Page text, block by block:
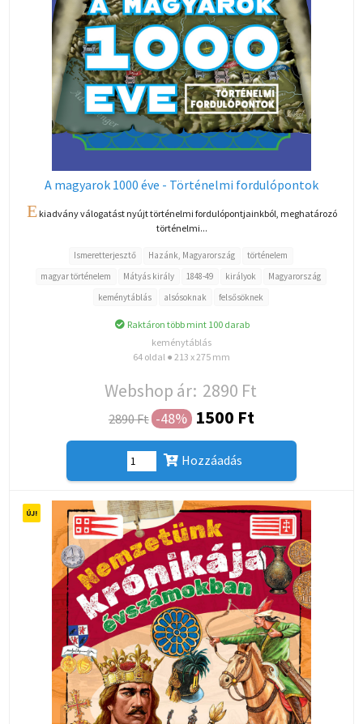
A magyarok 1000 éve - Történelmi fordulópontok
Ekiadvány válogatást nyújt történelmi fordulópontjainkból, meghatározó
történelmi...
Ismeretterjesztő Hazánk, Magyarország
történelem
magyar történelem
Mátyás király 1848-49 királyok
Magyarország
keménytáblás
alsósoknak felsősöknek
Raktáron több mint 100 darab
keménytáblás
64 oldal ● 213 x 275 mm
Webshop ár: 2890 Ft
2890 Ft -48% 1500 Ft
Hozzáadás